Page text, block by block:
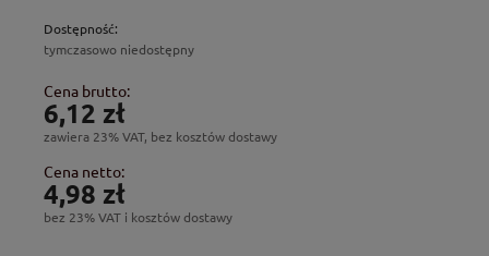
Dostępność:
tymczasowo niedostępny
Cena brutto:
6,12 zł
zawiera 23% VAT, bez kosztów dostawy
Cena netto:
4,98 zł
bez 23% VAT i kosztów dostawy